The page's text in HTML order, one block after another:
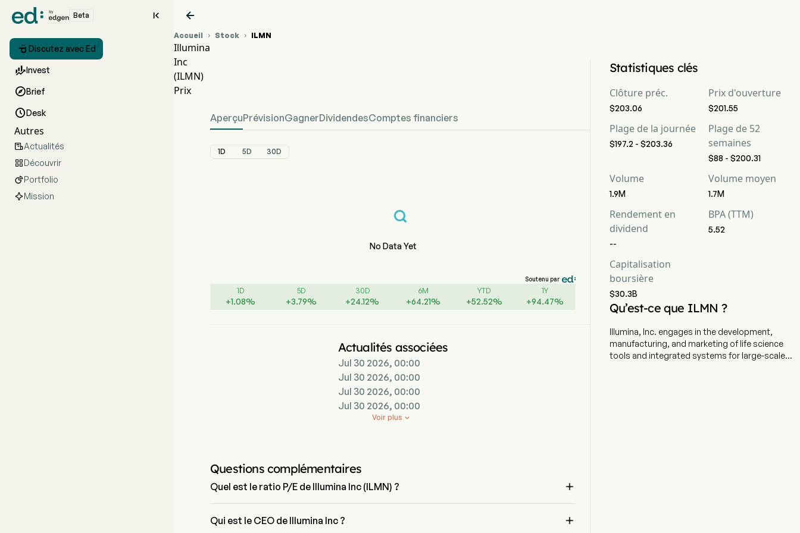
Beta 
 Discutez avec Ed
Invest
Brief
Desk
Autres
Actualités
Découvrir
Portfolio
Mission

Accueil  Stock  ILMN
Illumina
Inc
(ILMN)
Prix
AperçuPrévisionGagnerDividendesComptes financiers
1D 5D 30D
No Data Yet
Soutenu par
1D
+1.08%
5D
+3.79%
30D
+24.12%
6M
+64.21%
YTD
+52.52%
1Y
+94.47%
Actualités associées
Jul 30 2026, 00:00
Jul 30 2026, 00:00
Jul 30 2026, 00:00
Jul 30 2026, 00:00

Voir plus
Questions complémentaires
Quel est le ratio P/E de Illumina Inc (ILMN) ? 
Qui est le CEO de Illumina Inc ? 
Statistiques clés
Clôture préc.
$203.06
Prix d'ouverture
$201.55
Plage de la journée
$197.2 - $203.36
Plage de 52
semaines
$88 - $200.31
Volume
1.9M
Volume moyen
1.7M
Rendement en
dividend
--
BPA (TTM)
5.52
Capitalisation
boursière
$30.3B
Qu’est-ce que ILMN ?
Illumina, Inc. engages in the development,
manufacturing, and marketing of life science
tools and integrated systems for large-scale